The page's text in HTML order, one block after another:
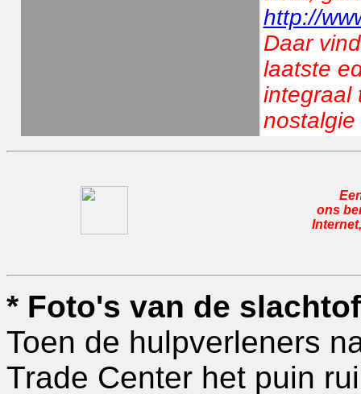
http://
Daar
laatste
integraal
nostalgie
ons
* Foto's van de
Toen de hulpverleners
Trade Center het puin